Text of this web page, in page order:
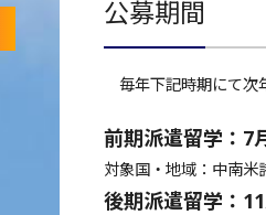
公募期間
毎年下記時期にて次
前期派遣留学：7
対象国・地域：中南米
後期派遣留学：